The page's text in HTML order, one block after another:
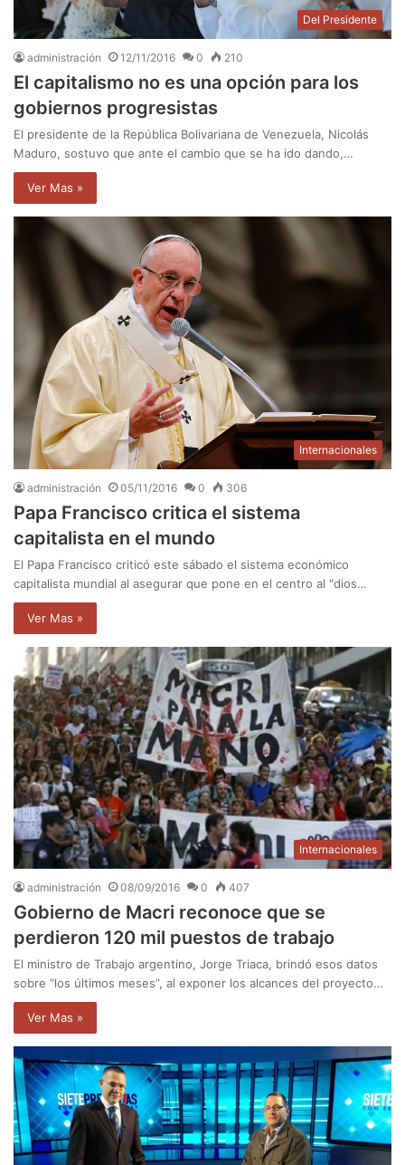
Del Presidente
administración 12/11/2016 0 210
El capitalismo no es una opción para los
gobiernos progresistas
El presidente de la República Bolivariana de Venezuela, Nicolás
Maduro, sostuvo que ante el cambio que se ha ido dando,…
Ver Mas »
Internacionales
administración 05/11/2016 0 306
Papa Francisco critica el sistema
capitalista en el mundo
El Papa Francisco criticó este sábado el sistema económico
capitalista mundial al asegurar que pone en el centro al "dios…
Ver Mas »
Internacionales
administración 08/09/2016 0 407
Gobierno de Macri reconoce que se
perdieron 120 mil puestos de trabajo
El ministro de Trabajo argentino, Jorge Triaca, brindó esos datos
sobre “los últimos meses”, al exponer los alcances del proyecto…
Ver Mas »